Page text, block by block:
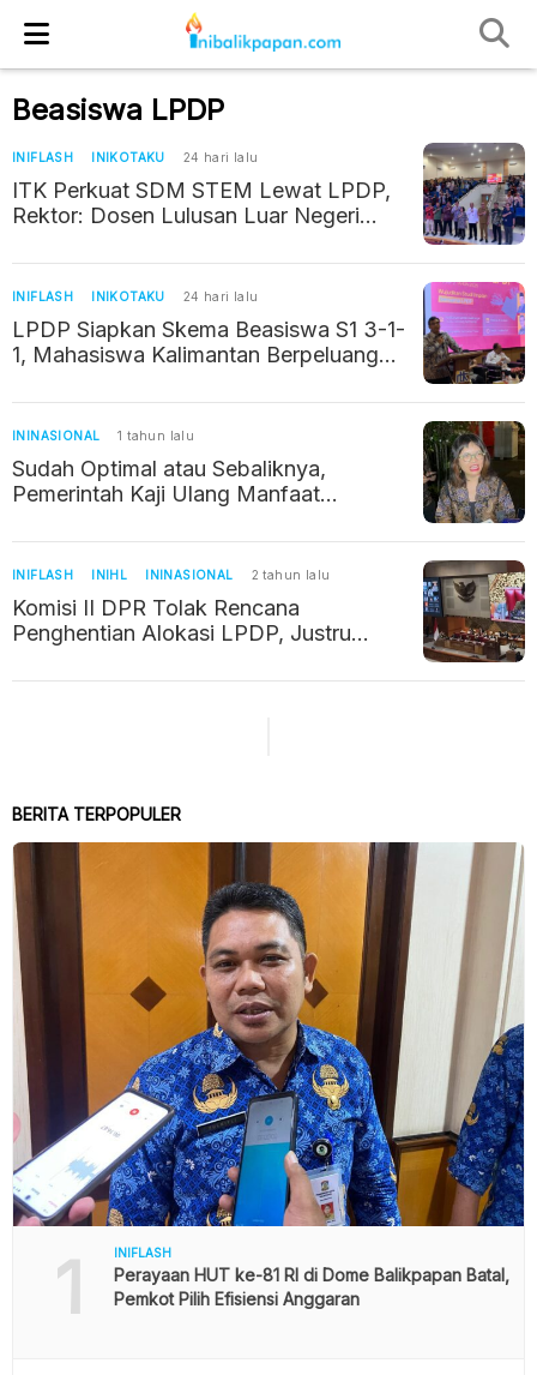
Beasiswa LPDP
INIFLASH INIKOTAKU 24 hari lalu
ITK Perkuat SDM STEM Lewat LPDP,
Rektor: Dosen Lulusan Luar Negeri
INIFLASH INIKOTAKU 24 hari lalu
LPDP Siapkan Skema Beasiswa S1 3-1-
1, Mahasiswa Kalimantan Berpeluang
ININASIONAL 1 tahun lalu
Sudah Optimal atau Sebaliknya,
Pemerintah Kaji Ulang Manfaat
INIFLASH INIHL ININASIONAL 2 tahun lalu
Komisi II DPR Tolak Rencana
Penghentian Alokasi LPDP, Justru
BERITA TERPOPULER
1 INIFLASH
Perayaan HUT ke-81 RI di Dome Balikpapan Batal,
Pemkot Pilih Efisiensi Anggaran